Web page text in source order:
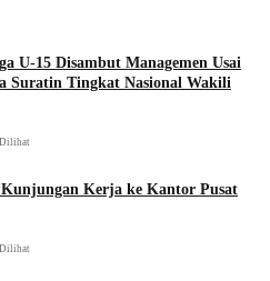
U-15 Disambut Managemen Usai
Suratin Tingkat Nasional Wakili
Kerja ke Kantor Pusat